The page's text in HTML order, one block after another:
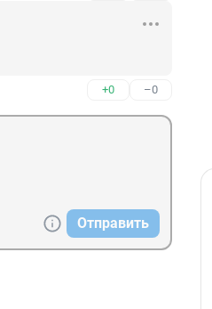
+0 –0
Отправить